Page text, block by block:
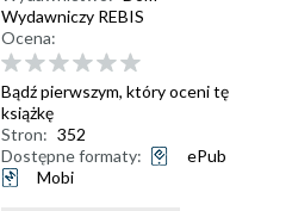
Wydawniczy REBIS
Ocena:
Bądź pierwszym, który oceni tę
książkę
Stron: 352
Dostępne formaty:
ePub
Mobi